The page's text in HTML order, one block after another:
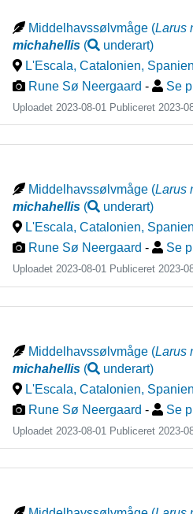
Middelhavssølvmåge (Larus
michahellis ( underart)
L'Escala, Catalonien, Spanien
Rune Sø Neergaard - Se
Uploadet 2023-08-01 Publiceret2023-
Middelhavssølvmåge (Larus
michahellis ( underart)
L'Escala, Catalonien, Spanien
Rune Sø Neergaard - Se
Uploadet 2023-08-01 Publiceret2023-
Middelhavssølvmåge (Larus
michahellis ( underart)
L'Escala, Catalonien, Spanien
Rune Sø Neergaard - Se
Uploadet 2023-08-01 Publiceret 2023-